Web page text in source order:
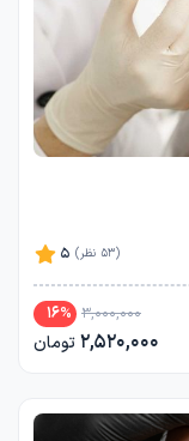
5
(53 نظر)
3,000,000
16%
2,520,000تومان